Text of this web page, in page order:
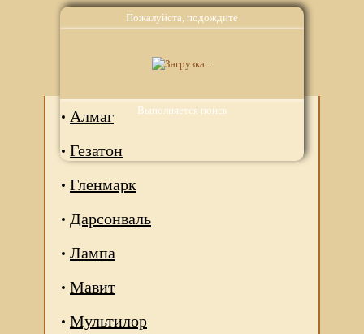
Пожалуйста, подождите
Выполняется поиск
Аналоги
Алмаг
Гезатон
Гленмарк
Дарсонваль
Лампа
Мавит
Мультилор